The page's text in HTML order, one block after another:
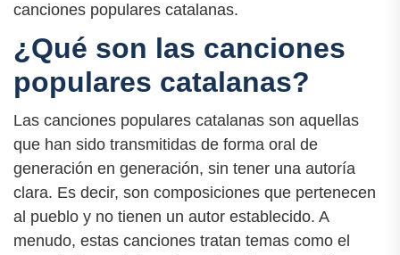
canciones populares catalanas.
¿Qué son las canciones
populares catalanas?
Las canciones populares catalanas son aquellas
que han sido transmitidas de forma oral de
generación en generación, sin tener una autoría
clara. Es decir, son composiciones que pertenecen
al pueblo y no tienen un autor establecido. A
menudo, estas canciones tratan temas como el